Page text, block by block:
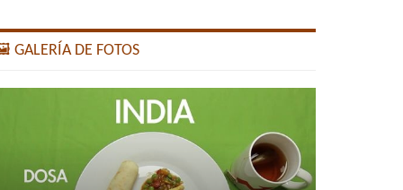
GALERÍA DE FOTOS